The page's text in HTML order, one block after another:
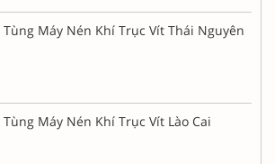
Tùng Máy Nén Khí Trục Vít Thái Nguyên
Tùng Máy Nén Khí Trục Vít Lào Cai